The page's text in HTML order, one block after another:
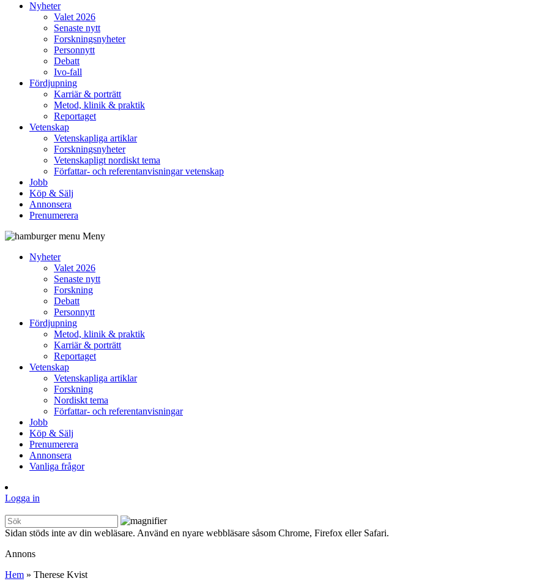
Nyheter
Valet 2026
Senaste nytt
Forskningsnyheter
Personnytt
Debatt
Ivo-fall
Fördjupning
Karriär & porträtt
Metod, klinik & praktik
Reportaget
Vetenskap
Vetenskapliga artiklar
Forskningsnyheter
Vetenskapligt nordiskt tema
Författar- och referentanvisningar vetenskap
Jobb
Köp & Sälj
Annonsera
Prenumerera
Meny
Nyheter
Valet 2026
Senaste nytt
Forskning
Debatt
Personnytt
Fördjupning
Metod, klinik & praktik
Karriär & porträtt
Reportaget
Vetenskap
Vetenskapliga artiklar
Forskning
Nordiskt tema
Författar- och referentanvisningar
Jobb
Köp & Sälj
Prenumerera
Annonsera
Vanliga frågor
Logga in
Sidan stöds inte av din webläsare. Använd en nyare webbläsare såsom Chrome, Firefox eller Safari.
Annons
Hem » Therese Kvist